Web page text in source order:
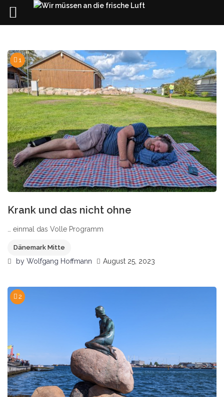
content
1
Krank und das nicht ohne
… einmal das Volle Programm
Dänemark Mitte
by Wolfgang Hoffmann August 25, 2023
2